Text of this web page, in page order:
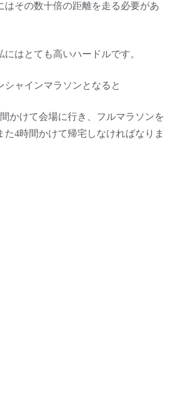
はその数十倍の距離を走る必要があ
はとても高いハードルです。
シャインマラソンとなると
かけて会場に行き、フルマラソンを
た4時間かけて帰宅しなければなりま